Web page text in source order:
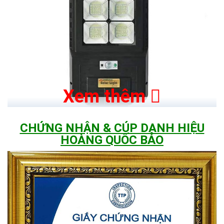
Xem thêm
CHỨNG NHẬN & CÚP DANH HIỆU
HOÀNG QUỐC BẢO